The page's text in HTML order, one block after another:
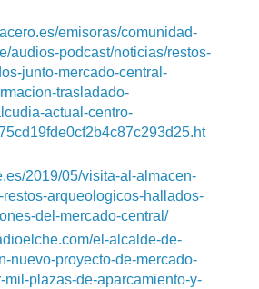
emisoras/comunidad-
audios-podcast/noticias/restos-
junto-mercado-central-
trasladado-
actual-centro-
2019/05/visita-al-almacen-
arqueologicos-hallados-
del-mercado-central/
el-alcalde-de-
nuevo-proyecto-de-mercado-
mil-plazas-de-aparcamiento-y-